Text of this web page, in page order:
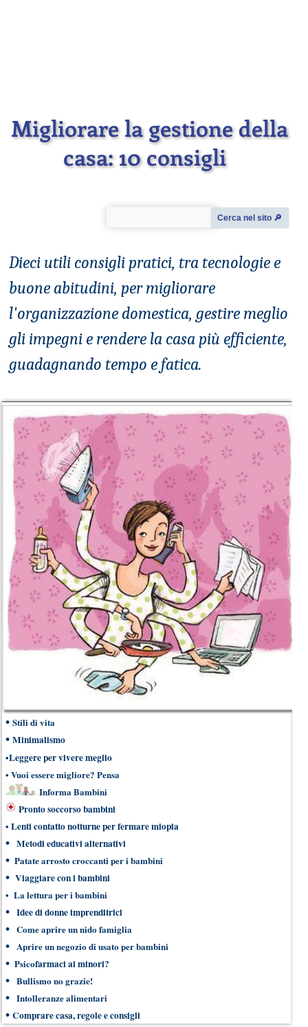
Migliorare la gestione della
casa: 10 consigli
Cerca nel sito 🔎︎
Dieci utili consigli pratici, tra tecnologie e
buone abitudini, per migliorare
l'organizzazione domestica, gestire meglio
gli impegni e rendere la casa più efficiente,
guadagnando tempo e fatica.
• Stili di vita
• Minimalismo
•Leggere per vivere meglio
• Vuoi essere migliore? Pensa
Informa Bambini
Pronto soccorso bambini
• Lenti contatto notturne per fermare miopia
• Metodi educativi alternativi
• Patate arrosto croccanti per i bambini
• Viaggiare con i bambini
• La lettura per i bambini
• Idee di donne imprenditrici
• Come aprire un nido famiglia
• Aprire un negozio di usato per bambini
• Psicofarmaci ai minori?
• Bullismo no grazie!
• Intolleranze alimentari
• Comprare casa, regole e consigli